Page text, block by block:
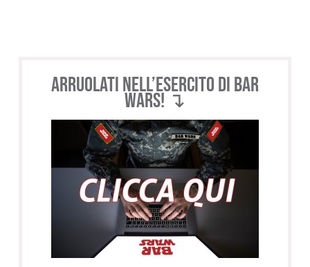
Arruolati nell’esercito di BAR
WARS! ↴